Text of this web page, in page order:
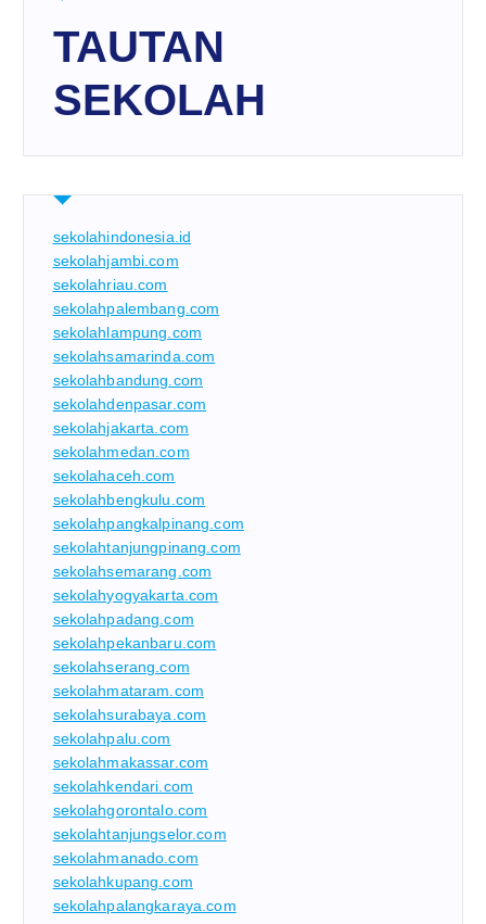
TAUTAN
SEKOLAH
sekolahindonesia.id
sekolahjambi.com
sekolahriau.com
sekolahpalembang.com
sekolahlampung.com
sekolahsamarinda.com
sekolahbandung.com
sekolahdenpasar.com
sekolahjakarta.com
sekolahmedan.com
sekolahaceh.com
sekolahbengkulu.com
sekolahpangkalpinang.com
sekolahtanjungpinang.com
sekolahsemarang.com
sekolahyogyakarta.com
sekolahpadang.com
sekolahpekanbaru.com
sekolahserang.com
sekolahmataram.com
sekolahsurabaya.com
sekolahpalu.com
sekolahmakassar.com
sekolahkendari.com
sekolahgorontalo.com
sekolahtanjungselor.com
sekolahmanado.com
sekolahkupang.com
sekolahpalangkaraya.com